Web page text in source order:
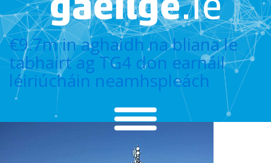
€9.7m in aghaidh na bliana le
tabhairt ag TG4 don earnáil
léiriúcháin neamhspleách